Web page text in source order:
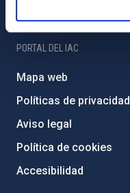
PORTAL DEL IAC
Mapa web
Políticas de privacidad
Aviso legal
Política de cookies
Accesibilidad